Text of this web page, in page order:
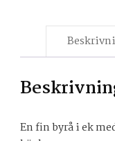
En fin byrå i ek